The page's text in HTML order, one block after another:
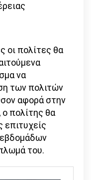
οι πολίτες θα
να
των πολιτών
αφορά στην
πολίτης θα
επιτυχείς
εβδομάδων
του.